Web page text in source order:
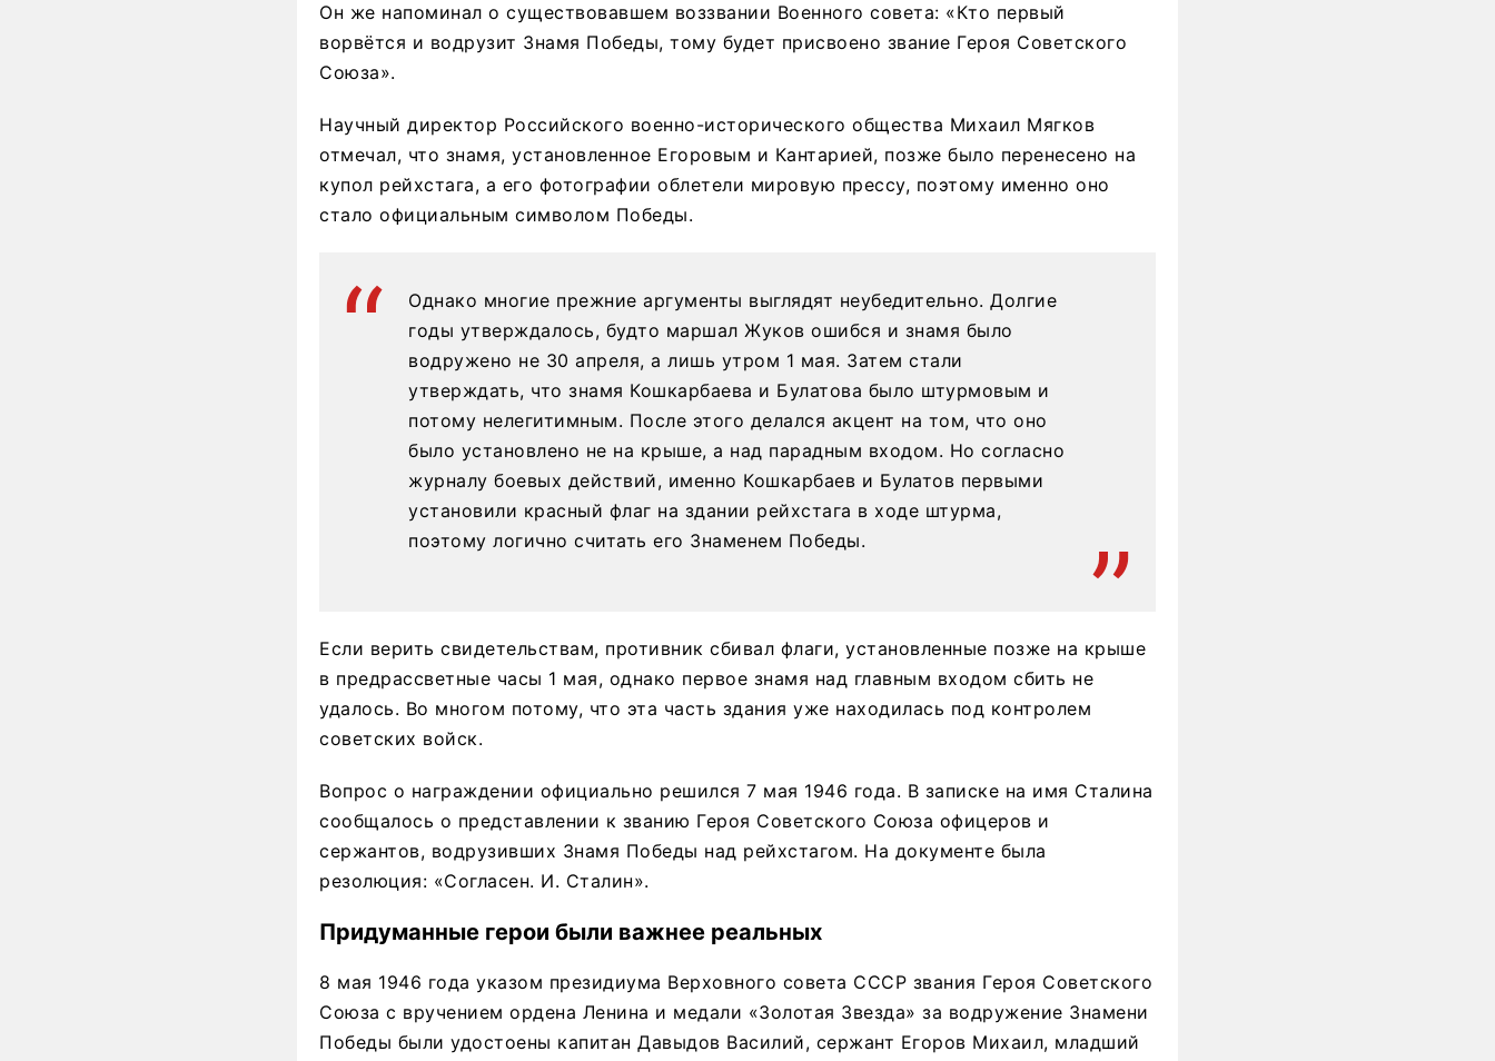
Он же напоминал о существовавшем воззвании Военного совета: «Кто первый
ворвётся и водрузит Знамя Победы, тому будет присвоено звание Героя Советского
Союза».
Научный директор Российского военно-исторического общества Михаил Мягков
отмечал, что знамя, установленное Егоровым и Кантарией, позже было перенесено на
купол рейхстага, а его фотографии облетели мировую прессу, поэтому именно оно
стало официальным символом Победы.
Однако многие прежние аргументы выглядят неубедительно. Долгие
годы утверждалось, будто маршал Жуков ошибся и знамя было
водружено не 30 апреля, а лишь утром 1 мая. Затем стали
утверждать, что знамя Кошкарбаева и Булатова было штурмовым и
потому нелегитимным. После этого делался акцент на том, что оно
было установлено не на крыше, а над парадным входом. Но согласно
журналу боевых действий, именно Кошкарбаев и Булатов первыми
установили красный флаг на здании рейхстага в ходе штурма,
поэтому логично считать его Знаменем Победы.
Если верить свидетельствам, противник сбивал флаги, установленные позже на крыше
в предрассветные часы 1 мая, однако первое знамя над главным входом сбить не
удалось. Во многом потому, что эта часть здания уже находилась под контролем
советских войск.
Вопрос о награждении официально решился 7 мая 1946 года. В записке на имя Сталина
сообщалось о представлении к званию Героя Советского Союза офицеров и
сержантов, водрузивших Знамя Победы над рейхстагом. На документе была
резолюция: «Согласен. И. Сталин».
Придуманные герои были важнее реальных
8 мая 1946 года указом президиума Верховного совета СССР звания Героя Советского
Союза с вручением ордена Ленина и медали «Золотая Звезда» за водружение Знамени
Победы были удостоены капитан Давыдов Василий, сержант Егоров Михаил, младший